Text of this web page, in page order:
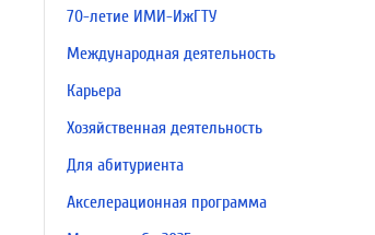
70-летие ИМИ-ИжГТУ
Международная деятельность
Карьера
Хозяйственная деятельность
Для абитуриента
Акселерационная программа